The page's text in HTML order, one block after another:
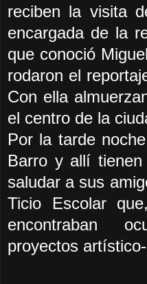
reciben la visita
encargada de la
que conoció
rodaron el
Con ella
el centro de la
Por la tarde
Barro y allí tienen
saludar a sus
Ticio Escolar
encontraban
proyectos